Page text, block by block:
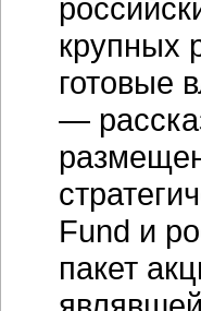
крупных
готовые
—
Fund и
пакет